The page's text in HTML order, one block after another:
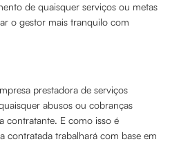
de quaisquer serviços ou metas
o gestor mais tranquilo com
prestadora de serviços
abusos ou cobranças
contratante. E como isso é
contratada trabalhará com base em